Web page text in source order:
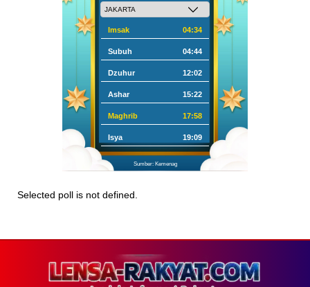
Imsak 04:34
Subuh 04:44
Dzuhur 12:02
Ashar 15:22
Maghrib 17:58
Isya 19:09
Sumber: Kemenag
Selected poll is not defined.